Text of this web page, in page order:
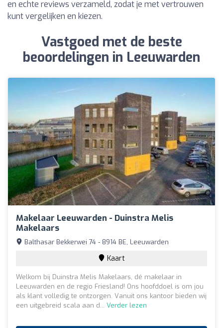
en echte reviews verzameld, zodat je met vertrouwen
kunt vergelijken en kiezen.
Vastgoed met de beste
beoordelingen in Leeuwarden
Makelaar Leeuwarden - Duinstra Melis
Makelaars
Balthasar Bekkerwei 74 - 8914 BE, Leeuwarden
Kaart
Welkom bij Duinstra Melis Makelaars, dé makelaar in
Leeuwarden en de regio Friesland! Ons hoofddoel is om jou
als klant volledig te ontzorgen. Vanuit ons kantoor bieden wij
een uitgebreid scala aan d... Verder lezen